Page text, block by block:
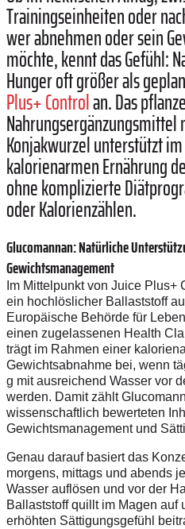
Trainingseinheiten oder
wer abnehmen oder sein
möchte, kennt das Gefühl:
Hunger oft größer als
Plus+ Controlan. Das
Nahrungsergänzungsmittel
Konjakwurzel unterstützt
kalorienarmen Ernährung
ohne komplizierte
oder Kalorienzählen.
Glucomannan: Natürliche
Gewichtsmanagement
Im Mittelpunkt von Juice
ein hochlöslicher Ballaststoff
Europäische Behörde für
einen zugelassenen Health
trägt im Rahmen einer
Gewichtsabnahme bei, wenn
g mit ausreichend Wasser vor
werden. Damit zählt
wissenschaftlich bewerteten
Gewichtsmanagement und
Genau darauf basiert das
morgens, mittags und abends
Wasser auflösen und vor der
Ballaststoff quillt im Magen auf
erhöhten Sättigungsgefühl